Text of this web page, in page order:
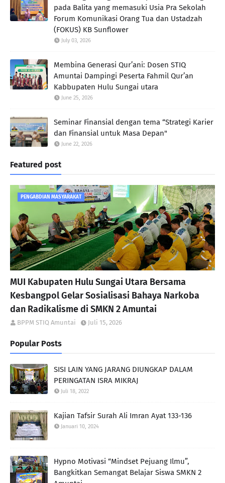
pada Balita yang memasuki Usia Pra Sekolah
Forum Komunikasi Orang Tua dan Ustadzah
(FOKUS) KB Sunflower
July 03, 2026
Membina Generasi Qur’ani: Dosen STIQ
Amuntai Dampingi Peserta Fahmil Qur’an
Kabbupaten Hulu Sungai utara
June 25, 2026
Seminar Finansial dengan tema “Strategi Karier
dan Finansial untuk Masa Depan"
June 22, 2026
Featured post
PENGABDIAN MASYARAKAT
MUI Kabupaten Hulu Sungai Utara Bersama
Kesbangpol Gelar Sosialisasi Bahaya Narkoba
dan Radikalisme di SMKN 2 Amuntai
BPPM STIQ Amuntai Juli 15, 2026
Popular Posts
SISI LAIN YANG JARANG DIUNGKAP DALAM
PERINGATAN ISRA MIKRAJ
Juli 18, 2022
Kajian Tafsir Surah Ali Imran Ayat 133-136
Januari 10, 2024
Hypno Motivasi “Mindset Pejuang Ilmu”,
Bangkitkan Semangat Belajar Siswa SMKN 2